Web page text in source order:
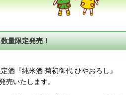
量限定発売！
酒『純米酒 菊初御代 ひやおろし』
売いたします。